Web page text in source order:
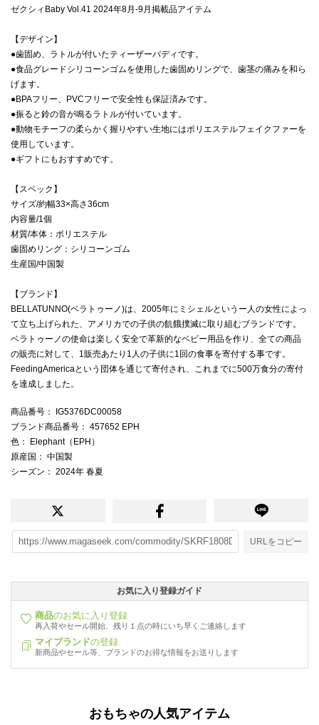
ゼクシィBaby Vol.41 2024年8月-9月掲載品アイテム
【デザイン】
●歯固め、ラトルが付いたティーザーバディです。
●食品グレードシリコーンゴムを使用した歯固めリングで、歯茎の痛みを和ら
げます。
●BPAフリー、PVCフリーで安全性も保証済みです。
●振ると鈴の音が鳴るラトルが付いています。
●動物モチーフの柔らかく握りやすい生地にはポリエステルフェイクファーを
使用しています。
●ギフトにもおすすめです。
【スペック】
サイズ/約幅33×高さ36cm
内容量/1個
材質/本体：ポリエステル
歯固めリング：シリコーンゴム
生産国/中国製
【ブランド】
BELLATUNNO(ベラトゥーノ)は、2005年にミシェルというー人の女性によっ
て立ち上げられた、アメリカでの子供の飢餓撲滅に取り組むブランドです。
ベラトゥーノの使命は楽しく安全で革新的なベビー用品を作り、全ての商品
の販売に対して、1販売あたり1人の子供に1回の食事を寄付する事です。
FeedingAmericaという団体を通じて寄付され、これまでに500万食分の寄付
を達成しました。
商品番号 ： IG5376DC00058
ブランド商品番号 ： 457652 EPH
色 ： Elephant（EPH）
原産国 ： 中国製
シーズン ： 2024年 春夏
URLをコピー
お気に入り登録ガイド
商品のお気に入り登録
再入荷やセール開始、残り１点の時にいち早くご連絡します
マイブランドの登録
新商品やセール等、ブランドのお得な情報をお送りします
おもちゃの人気アイテム